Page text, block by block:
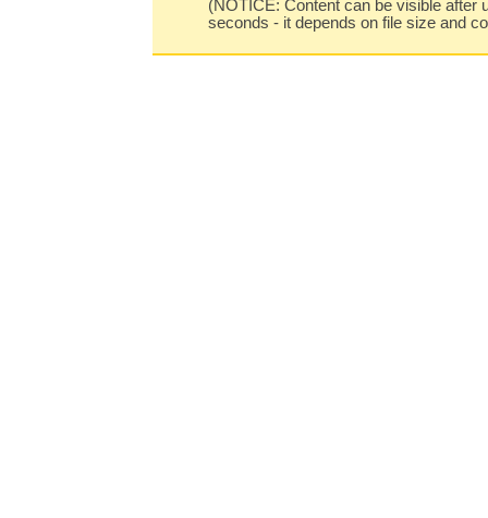
(NOTICE: Content can be visible after
seconds - it depends on file size and